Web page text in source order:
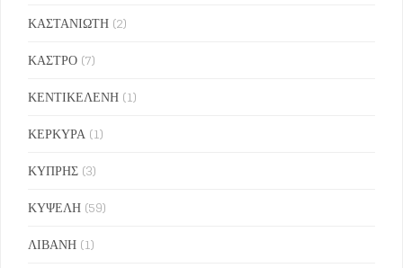
ΚΑΣΤΑΝΙΩΤΗ (2)
ΚΑΣΤΡΟ (7)
ΚΕΝΤΙΚΕΛΕΝΗ (1)
ΚΕΡΚΥΡΑ (1)
ΚΥΠΡΗΣ (3)
ΚΥΨΕΛΗ (59)
ΛΙΒΑΝΗ (1)